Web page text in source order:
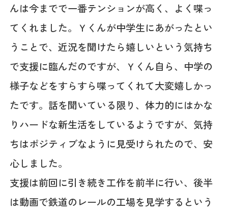
んは今までで一番テンションが高く、よく喋っ
てくれました。Ｙくんが中学生にあがったとい
うことで、近況を聞けたら嬉しいという気持ち
で支援に臨んだのですが、Ｙくん自ら、中学の
様子などをすらすら喋ってくれて大変嬉しかっ
たです。話を聞いている限り、体力的にはかな
りハードな新生活をしているようですが、気持
ちはポジティブなように見受けられたので、安
心しました。
支援は前回に引き続き工作を前半に行い、後半
は動画で鉄道のレールの工場を見学するという